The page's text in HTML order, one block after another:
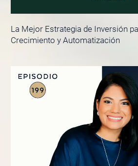
La Mejor Estrategia de Inversión
Crecimiento y Automatización